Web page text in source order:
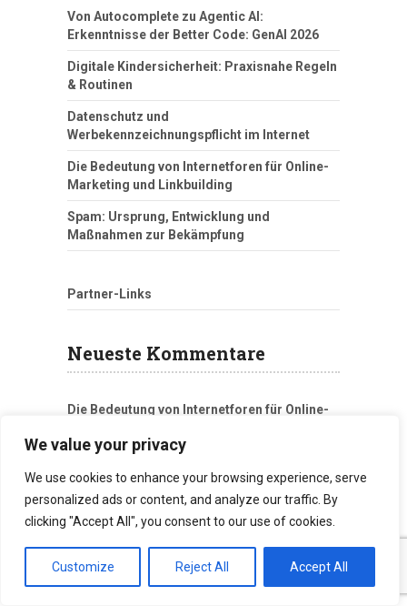
We value your privacy
We use cookies to enhance your browsing experience, serve
personalized ads or content, and analyze our traffic. By
clicking "Accept All", you consent to our use of cookies.
Customize Reject All Accept All
Von Autocomplete zu Agentic AI:
Erkenntnisse der Better Code: GenAI 2026
Digitale Kindersicherheit: Praxisnahe Regeln
& Routinen
Datenschutz und
Werbekennzeichnungspflicht im Internet
Die Bedeutung von Internetforen für Online-
Marketing und Linkbuilding
Spam: Ursprung, Entwicklung und
Maßnahmen zur Bekämpfung
Partner-Links
Neueste Kommentare
Die Bedeutung von Internetforen für Online-
Redaktionsbüro Lanfermann: Tätigkeiten
Datenschutz und
Werbekennzeichnungspflicht im Internet zu
Journalismus im digitalen Zeitalter: Die
Zukunft des Informationswesens
#BARsession am 22. Februar 16: "Voll im